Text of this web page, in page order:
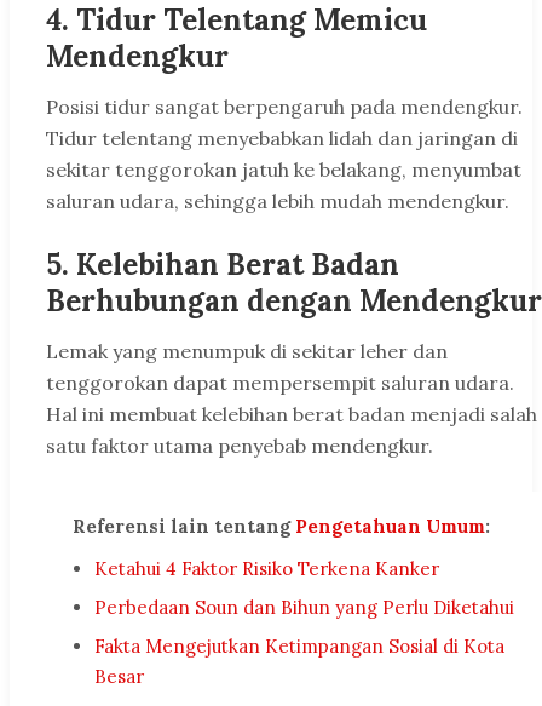
4. Tidur Telentang Memicu
Mendengkur
Posisi tidur sangat berpengaruh pada mendengkur.
Tidur telentang menyebabkan lidah dan jaringan di
sekitar tenggorokan jatuh ke belakang, menyumbat
saluran udara, sehingga lebih mudah mendengkur.
5. Kelebihan Berat Badan
Berhubungan dengan Mendengkur
Lemak yang menumpuk di sekitar leher dan
tenggorokan dapat mempersempit saluran udara.
Hal ini membuat kelebihan berat badan menjadi salah
satu faktor utama penyebab mendengkur.
Referensi lain tentang Pengetahuan Umum:
Ketahui 4 Faktor Risiko Terkena Kanker
Perbedaan Soun dan Bihun yang Perlu Diketahui
Fakta Mengejutkan Ketimpangan Sosial di Kota
Besar